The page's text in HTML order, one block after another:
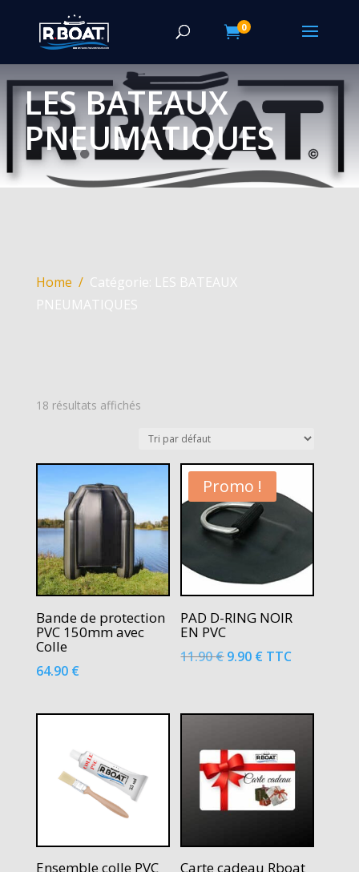
0
LES BATEAUX
PNEUMATIQUES
Home
Catégorie: LES BATEAUX
PNEUMATIQUES
18 résultats affichés
Bande de protection
PVC 150mm avec
Colle
64.90 €
Promo !
PAD D-RING NOIR
EN PVC
11.90€ Le
était :
9.90 €Le
est :
TTC
Ensemble colle PVC Carte cadeau Rboat